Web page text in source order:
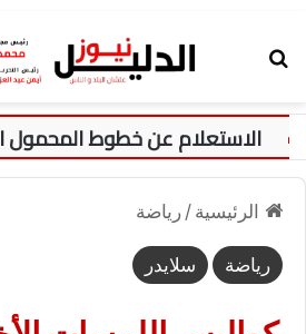
الرئيسية / رياضة
رياضة سلايدر